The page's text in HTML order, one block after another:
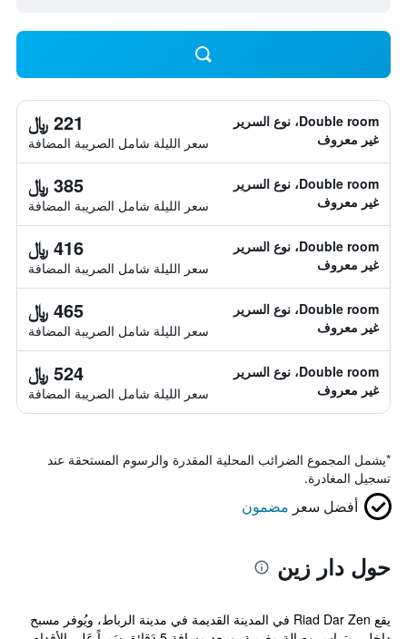
Double room، نوع السرير
غير معروف
221 ﷼
سعر الليلة شامل الصريبة المضافة
Double room، نوع السرير
غير معروف
385 ﷼
سعر الليلة شامل الصريبة المضافة
Double room، نوع السرير
غير معروف
416 ﷼
سعر الليلة شامل الصريبة المضافة
Double room، نوع السرير
غير معروف
465 ﷼
سعر الليلة شامل الصريبة المضافة
Double room، نوع السرير
غير معروف
524 ﷼
سعر الليلة شامل الصريبة المضافة
*يشمل المجموع الضرائب المحلية المقدرة والرسوم المستحقة عند
تسجيل المغادرة.
أفضل سعر مضمون
حول دار زين
يقع Riad Dar Zen في المدينة القديمة في مدينة الرباط، ويُوفر مسبح